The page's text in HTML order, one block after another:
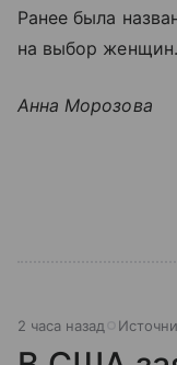
Ранее была
на выбор женщин.
Анна Морозова
2 часа назад